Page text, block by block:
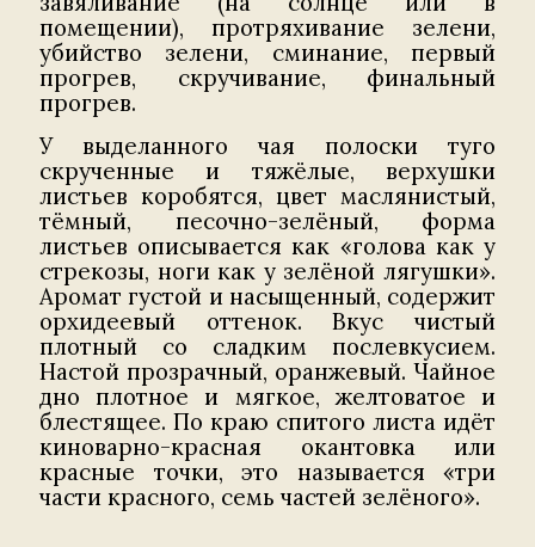
помещении), протряхивание зелени,
убийство зелени, сминание, первый
прогрев, скручивание, финальный
прогрев.
У выделанного чая полоски туго
скрученные и тяжёлые, верхушки
листьев коробятся, цвет маслянистый,
тёмный, песочно-зелёный, форма
листьев описывается как «голова как у
стрекозы, ноги как у зелёной лягушки».
Аромат густой и насыщенный, содержит
орхидеевый оттенок. Вкус чистый
плотный со сладким послевкусием.
Настой прозрачный, оранжевый. Чайное
дно плотное и мягкое, желтоватое и
блестящее. По краю спитого листа идёт
киноварно-красная окантовка или
красные точки, это называется «три
части красного, семь частей зелёного».